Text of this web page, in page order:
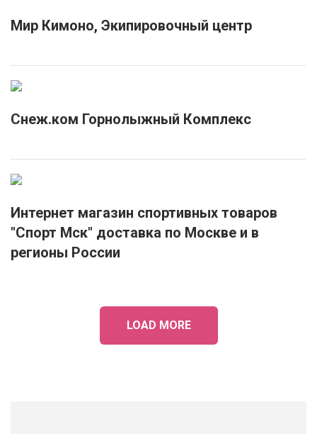
Мир Кимоно, Экипировочный центр
Снеж.ком Горнолыжный Комплекс
Интернет магазин спортивных товаров
"Спорт Мск" доставка по Москве и в
регионы России
LOAD MORE